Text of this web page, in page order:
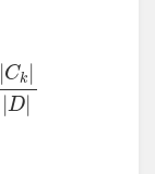
|Ck |
|D|